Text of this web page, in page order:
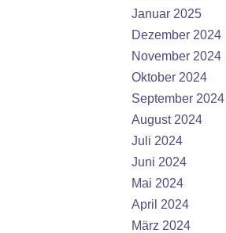
Januar 2025
Dezember 2024
November 2024
Oktober 2024
September 2024
August 2024
Juli 2024
Juni 2024
Mai 2024
April 2024
März 2024